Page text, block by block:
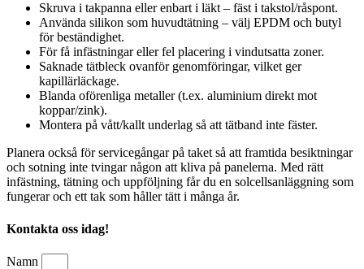
Skruva i takpanna eller enbart i läkt – fäst i takstol/råspont.
Använda silikon som huvudtätning – välj EPDM och butyl
för beständighet.
För få infästningar eller fel placering i vindutsatta zoner.
Saknade tätbleck ovanför genomföringar, vilket ger
kapillärläckage.
Blanda oförenliga metaller (t.ex. aluminium direkt mot
koppar/zink).
Montera på vått/kallt underlag så att tätband inte fäster.
Planera också för servicegångar på taket så att framtida besiktningar
och sotning inte tvingar någon att kliva på panelerna. Med rätt
infästning, tätning och uppföljning får du en solcellsanläggning som
fungerar och ett tak som håller tätt i många år.
Kontakta oss idag!
Namn